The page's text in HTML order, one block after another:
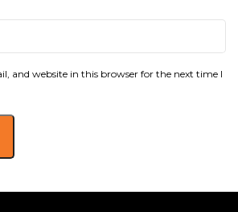
and website in this browser for the next time I